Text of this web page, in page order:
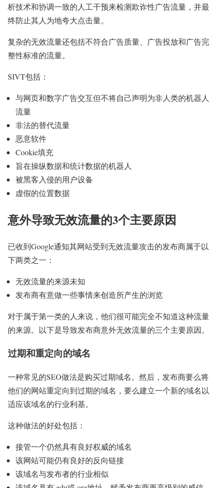
析技术和协调一致的人工干预来检测欺诈性广告流量，并最
终防止其人为地夸大点击量。
复杂的无效流量还包括不符合广告质量、广告投放和广告完
整性标准的流量。
SIVT包括：
与网页和数字广告交互但不将自己声明为非人类的机器人
流量
非法的替代流量
恶意软件
Cookie填充
旨在操纵数据和统计数据的机器人
被黑客入侵的用户设备
虚假的位置数据
意外导致无效流量的3个主要原因
已收到Google通知其网站受到无效流量攻击的发布商属于以
下两类之一：
无效流量的来源未知
发布商有意做一些事情来创造所产生的浏览
对于属于第一类的人来说，他们很可能完全不知道这种流量
的来源。以下是导致发布商意外无效流量的三个主要原因。
过期和重定向的域名
一种常见的SEO做法是购买过期域名。然后，发布商要么将
他们的网站重定向到过期的域名，要么建立一个新的域名以
适应该域名的行业利基。
这种做法的好处包括：
接管一个仍然具有良好权威的域名
该网站可能仍有良好的反向链接
该域名与发布者的行业相似